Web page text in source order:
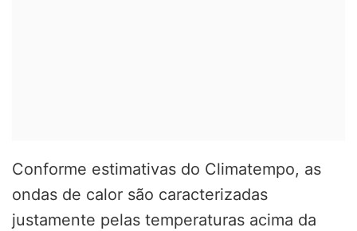
Conforme estimativas do Climatempo, as
ondas de calor são caracterizadas
justamente pelas temperaturas acima da